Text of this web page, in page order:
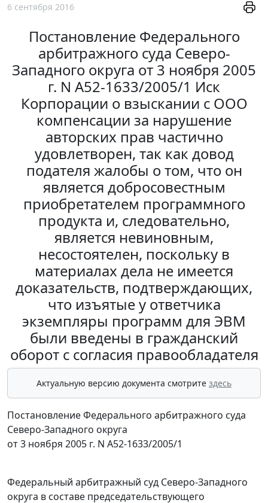
6 сентября 2016
Постановление Федерального
арбитражного суда Северо-
Западного округа от 3 ноября 2005
г. N А52-1633/2005/1 Иск
Корпорации о взыскании с ООО
компенсации за нарушение
авторских прав частично
удовлетворен, так как довод
подателя жалобы о том, что он
является добросовестным
приобретателем программного
продукта и, следовательно,
является невиновным,
несостоятелен, поскольку в
материалах дела не имеется
доказательств, подтверждающих,
что изъятые у ответчика
экземпляры программ для ЭВМ
были введены в гражданский
оборот с согласия правообладателя
Актуальную версию документа смотрите здесь
Постановление Федерального арбитражного суда
Северо-Западного округа
от 3 ноября 2005 г. N А52-1633/2005/1
Федеральный арбитражный суд Северо-Западного
округа в составе председательствующего